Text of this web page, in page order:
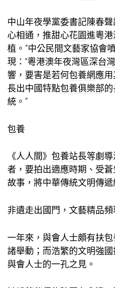
中山年夜學黨委書記陳春
心相通，推甜心花園進粵
植。”中公民間文藝家協會
現：“粵港澳年夜灣區深台
響，要害是若何包養網應
長出中國特點包養俱樂部的
統。”
包養
《人人間》 包養站長等劇
者，要拍出適應時期、受
故事，將中華傳統文明傳遞
非遺走出國門，文藝精品頻
一年來，與會人士頗有扶包
諸舉動；而浩繁的文明強
與會人士的一孔之見。